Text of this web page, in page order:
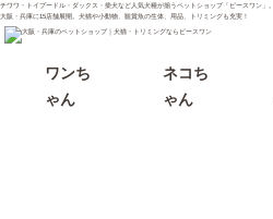
チワワ・トイプードル・ダックス・柴犬など人気犬種が揃うペットショップ「ピースワン」。
大阪・兵庫に15店舗展開。犬猫や小動物、観賞魚の生体、用品、トリミングも充実！
ワンち
ゃん
ネコち
ゃん